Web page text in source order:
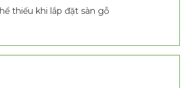
thiếu khi lắp đặt sàn gỗ